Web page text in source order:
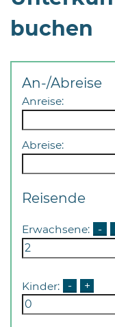
buchen
An-/Abreise
Anreise:
Abreise:
Reisende
Erwachsene: -
Kinder: - +